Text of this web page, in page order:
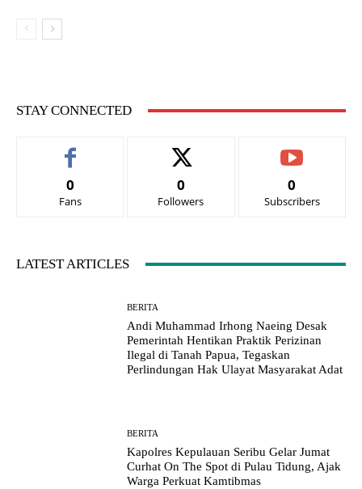
STAY CONNECTED
0
Fans
0
Followers
0
Subscribers
LATEST ARTICLES
BERITA
Andi Muhammad Irhong Naeing Desak
Pemerintah Hentikan Praktik Perizinan
Ilegal di Tanah Papua, Tegaskan
Perlindungan Hak Ulayat Masyarakat Adat
BERITA
Kapolres Kepulauan Seribu Gelar Jumat
Curhat On The Spot di Pulau Tidung, Ajak
Warga Perkuat Kamtibmas